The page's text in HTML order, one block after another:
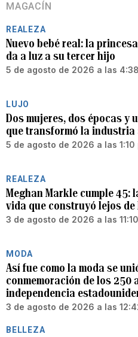
MAGACÍN
REALEZA
Nuevo bebé real: la
da a luz a su tercer hijo
5 de agosto de 2026 a las
LUJO
Dos mujeres, dos épocas y
que transformó la industria
5 de agosto de 2026 a las 1:10
REALEZA
Meghan Markle cumple 45:
vida que construyó lejos de
3 de agosto de 2026 a las
MODA
Así fue como la moda se
conmemoración de los 250
independencia
3 de agosto de 2026 a las
BELLEZA